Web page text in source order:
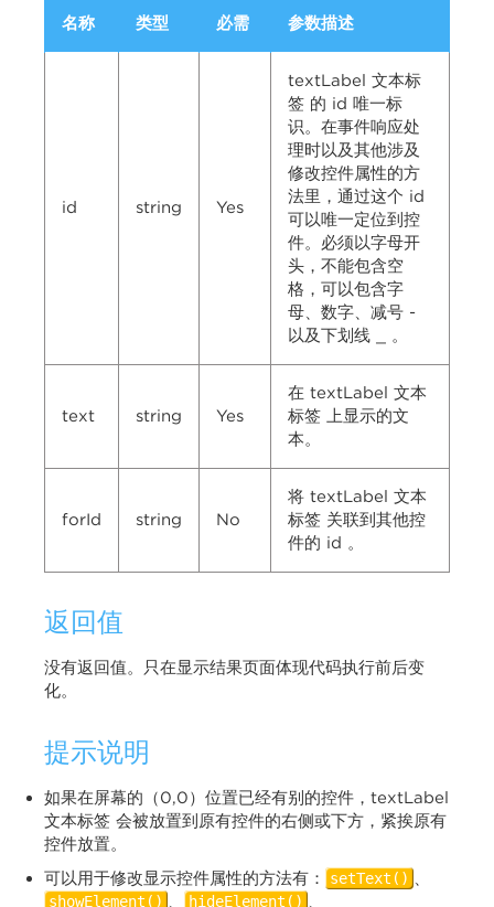
名称 类型 必需 参数描述
id string Yes
textLabel 文本标
签 的 id 唯一标
识。在事件响应处
理时以及其他涉及
修改控件属性的方
法里，通过这个 id
可以唯一定位到控
件。必须以字母开
头，不能包含空
格，可以包含字
母、数字、减号 -
以及下划线 _ 。
text string Yes
在 textLabel 文本
标签 上显示的文
本。
forId string No
将 textLabel 文本
标签 关联到其他控
件的 id 。
返回值
没有返回值。只在显示结果页面体现代码执行前后变
化。
提示说明
如果在屏幕的（0,0）位置已经有别的控件，textLabel
文本标签 会被放置到原有控件的右侧或下方，紧挨原有
控件放置。
可以用于修改显示控件属性的方法有：
setText() 、
showElement() 、 hideElement() 、